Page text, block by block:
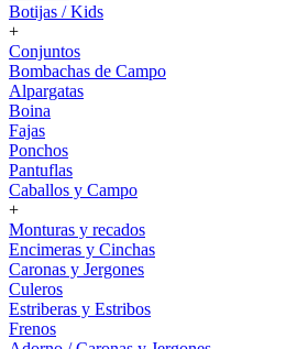
Botijas / Kids
+
Conjuntos
Bombachas de Campo
Alpargatas
Boina
Fajas
Ponchos
Pantuflas
Caballos y Campo
+
Monturas y recados
Encimeras y Cinchas
Caronas y Jergones
Culeros
Estriberas y Estribos
Frenos